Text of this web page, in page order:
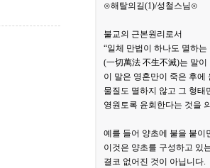
⊙해탈의길(1)/성철스님⊙
불교의 근본원리로서
“일체 만법이 하나도 멸하는
(一切萬法 不生不滅)는 말이
이 말은 영혼만이 죽은 후에
물질도 멸하지 않고 그 형태
영원토록 윤회한다는 것을
예를 들어 양초에 불을 붙이
이것은 양초를 구성하고 있
결코 없어진 것이 아닙니다.